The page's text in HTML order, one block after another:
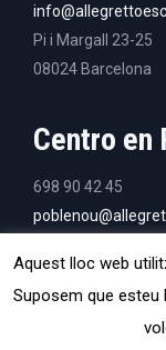
Pi i Margall 23-25
08024 Barcelona
Centro en
698 90 42 45
08018 Barcelona
Aquest lloc web
Suposem que esteu